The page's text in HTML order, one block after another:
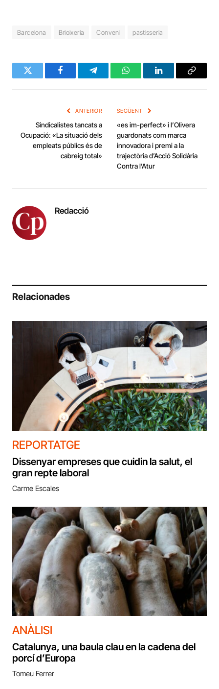
Barcelona Brioixeria Conveni pastisseria
Twitter FacebookTelegramWhatsAppLinkedInCopy
ANTERIOR
Sindicalistes tancats a
Ocupació: «La situació dels
empleats públics és de
cabreig total»
SEGÜENT
«es im-perfect» i l’Olivera
guardonats com marca
innovadora i premi a la
trajectòria d’Acció Solidària
Contra l’Atur
Redacció
Relacionades
REPORTATGE
Dissenyar empreses que cuidin la salut, el
gran repte laboral
Carme Escales
ANÀLISI
Catalunya, una baula clau en la cadena del
porcí d’Europa
Tomeu Ferrer